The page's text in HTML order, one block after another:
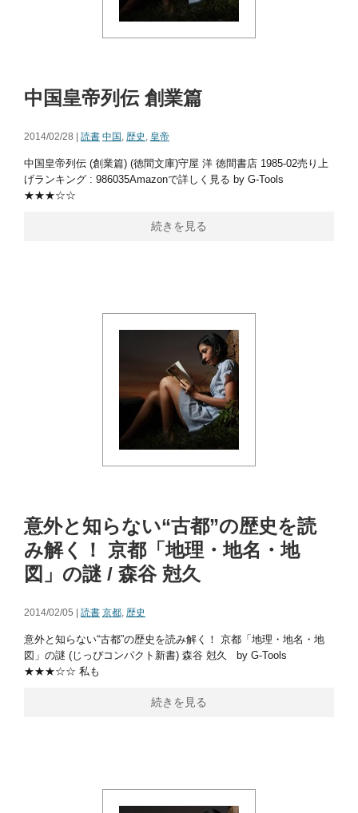
中国皇帝列伝 創業篇
2014/02/28 | 読書 中国 , 歴史 , 皇帝
中国皇帝列伝 (創業篇) (徳間文庫)守屋 洋 徳間書店 1985-02売り上
げランキング : 986035Amazonで詳しく見る by G-Tools
★★★☆☆
続きを見る
意外と知らない“古都”の歴史を読
み解く！ 京都「地理・地名・地
図」の謎 / 森谷 尅久
2014/02/05 | 読書 京都, 歴史
意外と知らない“古都”の歴史を読み解く！ 京都「地理・地名・地
図」の謎 (じっぴコンパクト新書) 森谷 尅久 by G-Tools
★★★☆☆ 私も
続きを見る